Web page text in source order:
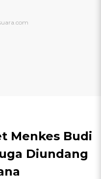
Menkes Budi
Diundang